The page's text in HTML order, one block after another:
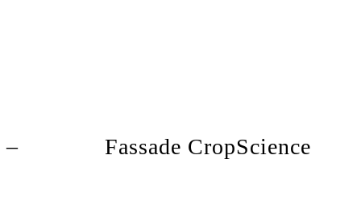
– Fassade CropScience